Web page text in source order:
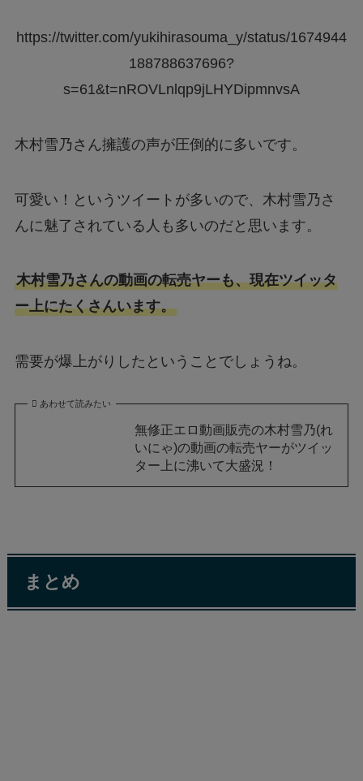
https://twitter.com/yukihirasouma_y/status/1674944
188788637696?
s=61&t=nROVLnlqp9jLHYDipmnvsA
木村雪乃さん擁護の声が圧倒的に多いです。
可愛い！というツイートが多いので、木村雪乃さ
んに魅了されている人も多いのだと思います。
木村雪乃さんの動画の転売ヤーも、現在ツイッタ
ー上にたくさんいます。
需要が爆上がりしたということでしょうね。
あわせて読みたい
無修正エロ動画販売の木村雪乃(れ
いにゃ)の動画の転売ヤーがツイッ
ター上に沸いて大盛況！
まとめ